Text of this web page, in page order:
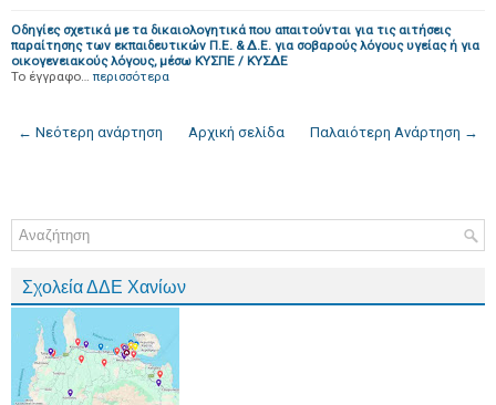
Οδηγίες σχετικά με τα δικαιολογητικά που απαιτούνται για τις αιτήσεις
παραίτησης των εκπαιδευτικών Π.Ε. & Δ.Ε. για σοβαρούς λόγους υγείας ή για
οικογενειακούς λόγους, μέσω ΚΥΣΠΕ / ΚΥΣΔΕ
Το έγγραφο… περισσότερα
← Νεότερη ανάρτηση Παλαιότερη Ανάρτηση →
Αρχική σελίδα
Σχολεία ΔΔΕ Χανίων